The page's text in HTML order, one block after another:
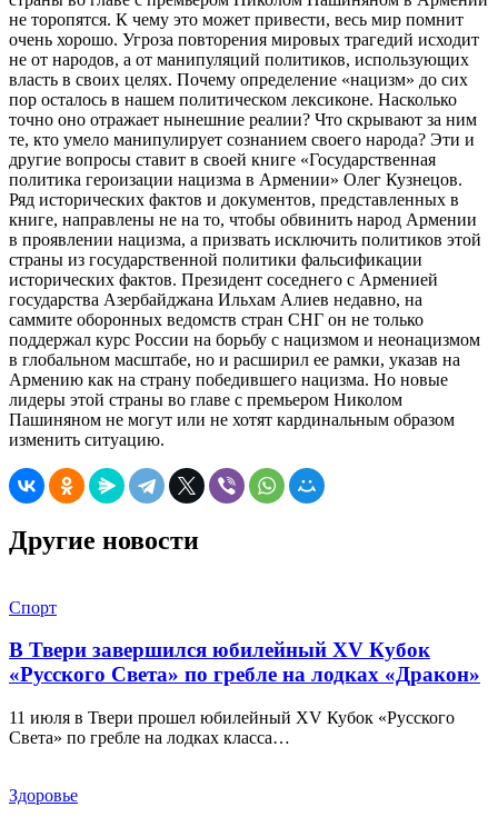
не торопятся. К чему это может привести, весь мир помнит
очень хорошо. Угроза повторения мировых трагедий исходит
не от народов, а от манипуляций политиков, использующих
власть в своих целях. Почему определение «нацизм» до сих
пор осталось в нашем политическом лексиконе. Насколько
точно оно отражает нынешние реалии? Что скрывают за ним
те, кто умело манипулирует сознанием своего народа? Эти и
другие вопросы ставит в своей книге «Государственная
политика героизации нацизма в Армении» Олег Кузнецов.
Ряд исторических фактов и документов, представленных в
книге, направлены не на то, чтобы обвинить народ Армении
в проявлении нацизма, а призвать исключить политиков этой
страны из государственной политики фальсификации
исторических фактов. Президент соседнего с Арменией
государства Азербайджана Ильхам Алиев недавно, на
саммите оборонных ведомств стран СНГ он не только
поддержал курс России на борьбу с нацизмом и неонацизмом
в глобальном масштабе, но и расширил ее рамки, указав на
Армению как на страну победившего нацизма. Но новые
лидеры этой страны во главе с премьером Николом
Пашиняном не могут или не хотят кардинальным образом
изменить ситуацию.
Другие новости
Спорт
В Твери завершился юбилейный XV Кубок
«Русского Света» по гребле на лодках «Дракон»
11 июля в Твери прошел юбилейный XV Кубок «Русского
Света» по гребле на лодках класса…
Здоровье